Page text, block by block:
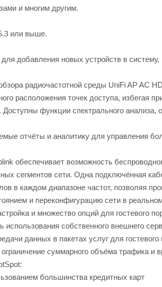
и многим другим.
или выше.
добавления новых устройств в систему,
радиочастотной среды UniFi AP AC
расположения точек доступа, избегая
функции спектрального анализа,
отчёты и аналитику для управления
обеспечивает возможность
сегментов сети. Одна подключённая
в каждом диапазоне частот, позволяя
и переконфигурацию сети в
и множество опций для гостевого
собственного внешнего
данных в пакетах услуг для
суммарного объёма трафика и
большинства кредитных карт